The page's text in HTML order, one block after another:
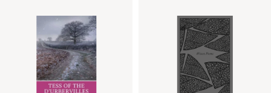
Hitster
Hypopressiv trening
The Housemaid